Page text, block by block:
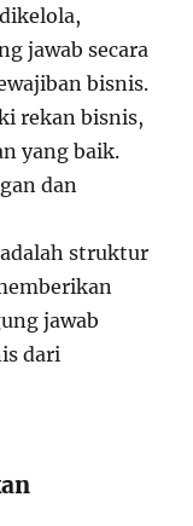
jawab secara
bisnis.
rekan bisnis,
yang baik.
dan
struktur
jawab
dari